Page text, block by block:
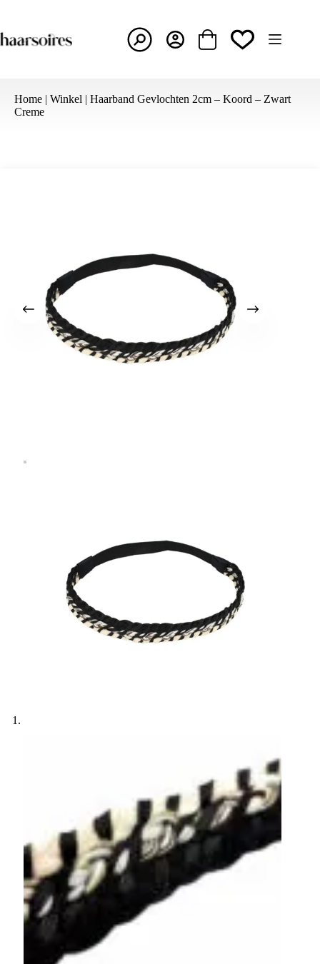
de
inhoud
Winkelwagen
Home | Winkel | Haarband Gevlochten 2cm – Koord – Zwart
Creme